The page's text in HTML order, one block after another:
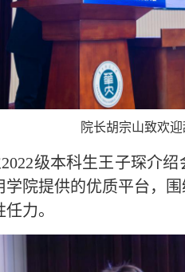
院长胡宗山致欢
级本科生王子琛介
院提供的优质平台，
力。